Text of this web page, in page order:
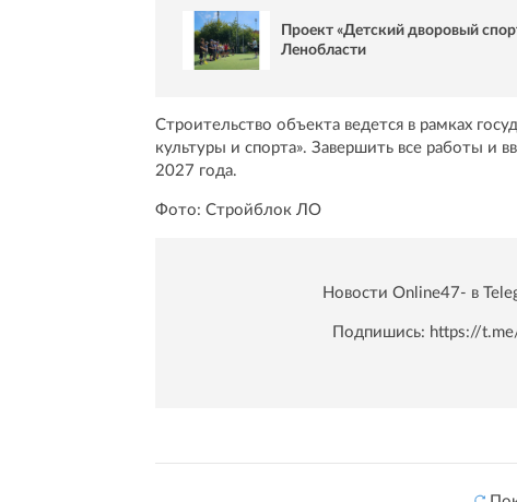
Проект «Детский дворовый
Ленобласти
Строительство объекта ведется в рамках
культуры и спорта». Завершить все работы и
2027 года.
Фото: Стройблок ЛО
Новости Online47- в
Подпишись: https://